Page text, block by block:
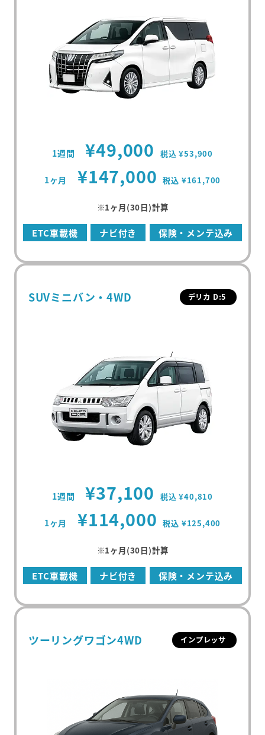
1週間 ¥49,000 税込 ¥53,900
1ヶ月 ¥147,000 税込 ¥161,700
※1ヶ月(30日)計算
ETC車載機 ナビ付き 保険・メンテ込み
SUVミニバン・4WD デリカ D:5
1週間 ¥37,100 税込 ¥40,810
1ヶ月 ¥114,000 税込 ¥125,400
※1ヶ月(30日)計算
ETC車載機 ナビ付き 保険・メンテ込み
ツーリングワゴン4WD インプレッサ